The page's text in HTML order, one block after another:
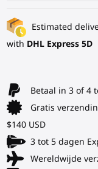
Estimated
with DHL Express 5D
Betaal in 3 of 4
Gratis
$140 USD
3 tot 5 dagen
Wereldwijde